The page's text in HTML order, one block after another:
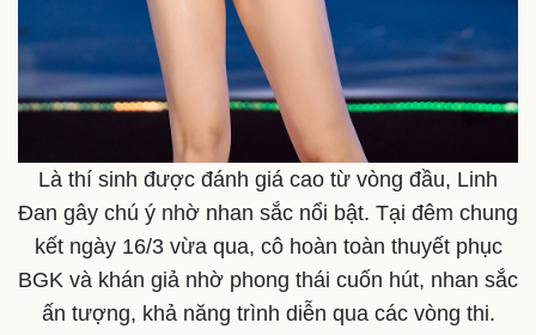
Là thí sinh được đánh giá cao từ vòng đầu, Linh
Đan gây chú ý nhờ nhan sắc nổi bật. Tại đêm chung
kết ngày 16/3 vừa qua, cô hoàn toàn thuyết phục
BGK và khán giả nhờ phong thái cuốn hút, nhan sắc
ấn tượng, khả năng trình diễn qua các vòng thi.